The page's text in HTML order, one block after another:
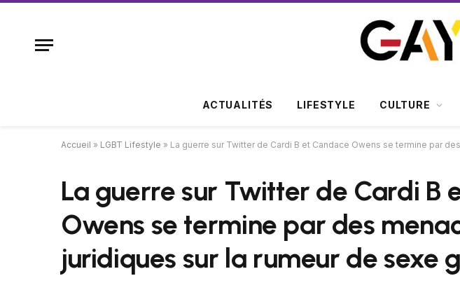
ACTUALITÉS LIFESTYLE CULTURE
Accueil » LGBT Lifestyle » La guerre sur Twitter de Cardi B et Candace Owens se termine par
La guerre sur Twitter de Cardi B
Owens se termine par des
juridiques sur la rumeur de sexe